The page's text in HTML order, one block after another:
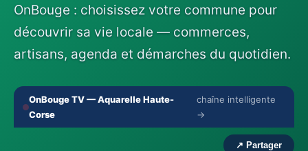
OnBouge : choisissez votre commune pour
découvrir sa vie locale — commerces,
artisans, agenda et démarches du quotidien.
OnBouge TV — Aquarelle Haute-
Corse
chaîne intelligente
→
‹
›
↗ Partager